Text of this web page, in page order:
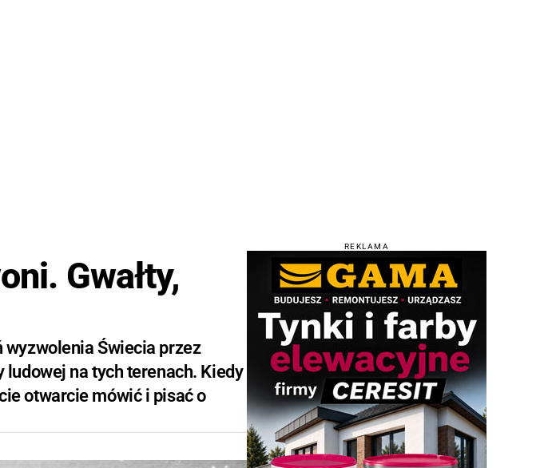
Gwałty,
wyzwolenia Świecia przez
na tych terenach. Kiedy
otwarcie mówić i pisać o
REKLAMA